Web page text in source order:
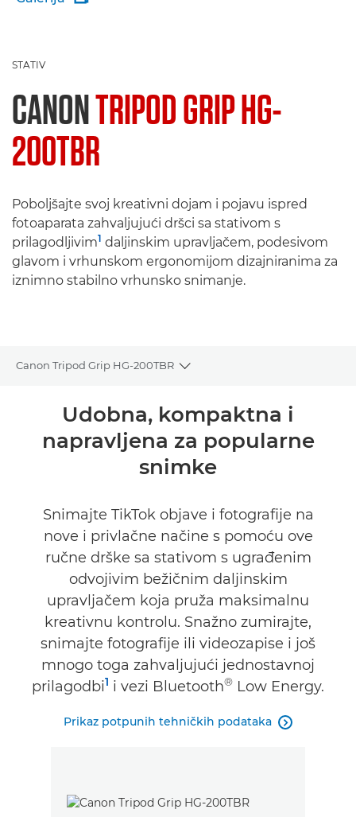
STATIV
CANONTRIPOD GRIP HG-
200TBR
Poboljšajte svoj kreativni dojam i pojavu ispred
fotoaparata zahvaljujući dršci sa stativom s
prilagodljivim1 daljinskim upravljačem, podesivom
glavom i vrhunskom ergonomijom dizajniranima za
iznimno stabilno vrhunsko snimanje.
Canon Tripod Grip HG-200TBR
Toggle breadcrumbs
Tehnički podaci
Udobna, kompaktna i
napravljena za popularne
snimke
Snimajte TikTok objave i fotografije na
nove i privlačne načine s pomoću ove
ručne drške sa stativom s ugrađenim
odvojivim bežičnim daljinskim
upravljačem koja pruža maksimalnu
kreativnu kontrolu. Snažno zumirajte,
snimajte fotografije ili videozapise i još
mnogo toga zahvaljujući jednostavnoj
prilagodbi1 i vezi Bluetooth® Low Energy.
Prikaz potpunih tehničkih podataka 